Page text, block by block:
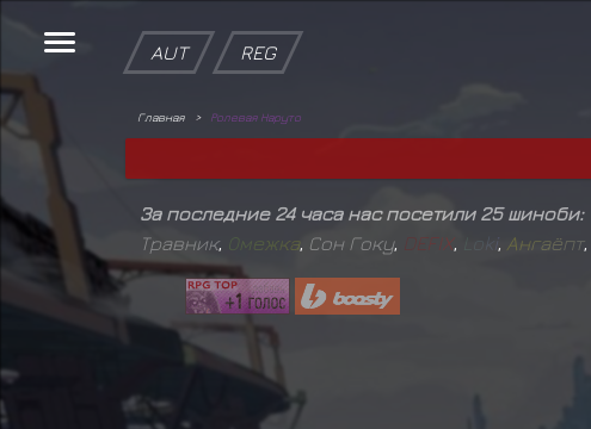
AUT REG
Главная Ролевая Наруто
За последние 24 часа нас посетили 25 шиноби:
Травник, Омежка, Сон Гоку, E FIX ki, Ангаёпт,